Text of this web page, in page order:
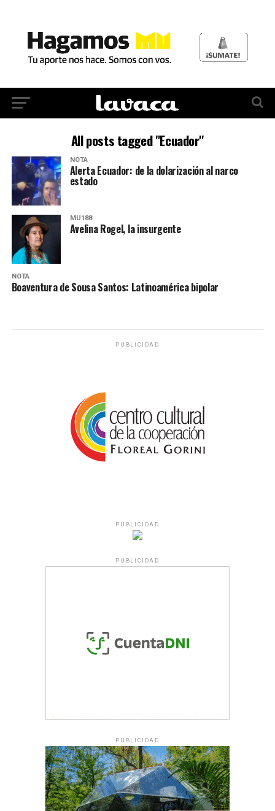
All posts tagged "Ecuador"
NOTA
Alerta Ecuador: de la dolarización al narco
estado
MU188
Avelina Rogel, la insurgente
NOTA
Boaventura de Sousa Santos: Latinoamérica bipolar
PUBLICIDAD
PUBLICIDAD
PUBLICIDAD
PUBLICIDAD